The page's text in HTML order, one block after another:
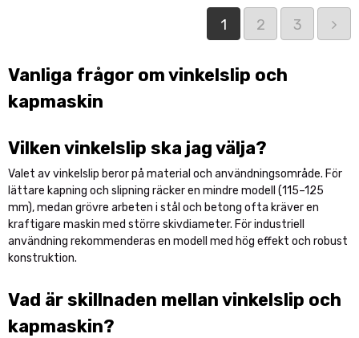
1 2 3
Vanliga frågor om vinkelslip och
kapmaskin
Vilken vinkelslip ska jag välja?
Valet av vinkelslip beror på material och användningsområde. För
lättare kapning och slipning räcker en mindre modell (115–125
mm), medan grövre arbeten i stål och betong ofta kräver en
kraftigare maskin med större skivdiameter. För industriell
användning rekommenderas en modell med hög effekt och robust
konstruktion.
Vad är skillnaden mellan vinkelslip och
kapmaskin?